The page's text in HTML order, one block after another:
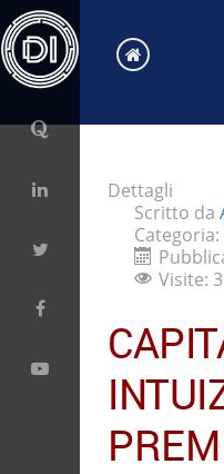
Dettagli
Scritto da
Categoria:
Visite: